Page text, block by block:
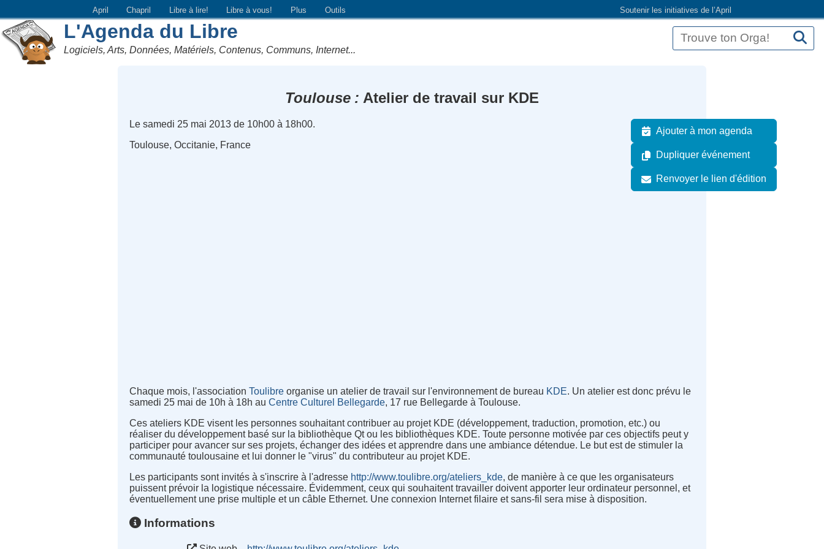
Soutenir les initiatives de l’April
April Chapril Libre à lire! Libre à vous! Plus Outils
L'Agenda du Libre
Logiciels, Arts, Données, Matériels, Contenus, Communs, Internet...
Toulouse Atelier de travail sur KDE
Ajouter à mon agenda
Dupliquer événement
Renvoyer le lien d'édition
Le samedi 25 mai 2013 de 10h00 à 18h00.
Toulouse, Occitanie, France
Chaque mois, l'associationToulibre organise un atelier de travail sur l'environnement de bureau KDE. Un atelier est donc prévu le
samedi 25 mai de 10h à 18h auCentre Culturel Bellegarde, 17 rue Bellegarde à Toulouse.
Ces ateliers KDE visent les personnes souhaitant contribuer au projet KDE (développement, traduction, promotion, etc.) ou
réaliser du développement basé sur la bibliothèque Qt ou les bibliothèques KDE. Toute personne motivée par ces objectifs peut y
participer pour avancer sur ses projets, échanger des idées et apprendre dans une ambiance détendue. Le but est de stimuler la
communauté toulousaine et lui donner le "virus" du contributeur au projet KDE.
Les participants sont invités à s'inscrire à l'adresse http://www.toulibre.org/ateliers_kde, de manière à ce que les organisateurs
puissent prévoir la logistique nécessaire. Évidemment, ceux qui souhaitent travailler doivent apporter leur ordinateur personnel, et
éventuellement une prise multiple et un câble Ethernet. Une connexion Internet filaire et sans-fil sera mise à disposition.
Informations